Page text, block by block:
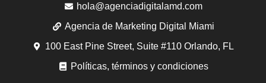
hola@agenciadigitalamd.com
Agencia de Marketing Digital Miami
100 East Pine Street, Suite #110 Orlando, FL
Políticas, términos y condiciones